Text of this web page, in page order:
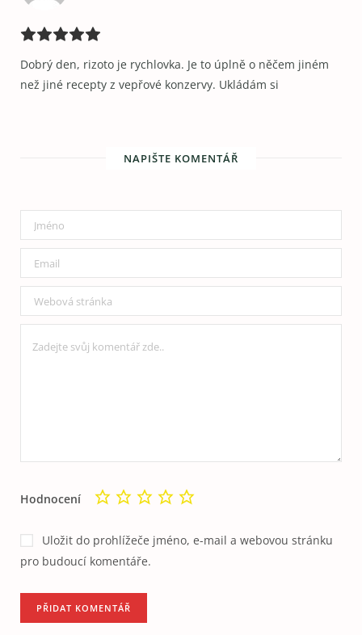
Dobrý den, rizoto je rychlovka. Je to úplně o něčem jiném
než jiné recepty z vepřové konzervy. Ukládám si
NAPIŠTE KOMENTÁŘ
Hodnocení
Uložit do prohlížeče jméno, e-mail a webovou stránku
pro budoucí komentáře.